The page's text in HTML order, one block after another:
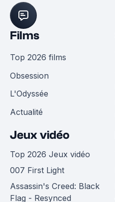
Films
Top 2026 films
Obsession
L'Odyssée
Actualité
Jeux vidéo
Top 2026 Jeux vidéo
007 First Light
Assassin's Creed: Black
Flag - Resynced